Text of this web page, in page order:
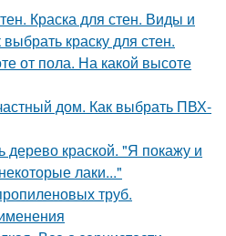
Краска для стен. Виды и
краску для стен.
от пола. На какой высоте
дом. Как выбрать ПВХ-
дерево краской. "Я покажу и
лаки..."
труб.